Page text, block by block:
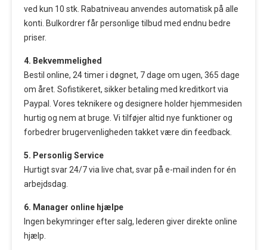
ved kun 10 stk. Rabatniveau anvendes automatisk på alle
konti. Bulkordrer får personlige tilbud med endnu bedre
priser.
4. Bekvemmelighed
Bestil online, 24 timer i døgnet, 7 dage om ugen, 365 dage
om året. Sofistikeret, sikker betaling med kreditkort via
Paypal. Vores teknikere og designere holder hjemmesiden
hurtig og nem at bruge. Vi tilføjer altid nye funktioner og
forbedrer brugervenligheden takket være din feedback.
5. Personlig Service
Hurtigt svar 24/7 via live chat, svar på e-mail inden for én
arbejdsdag.
6. Manager online hjælpe
Ingen bekymringer efter salg, lederen giver direkte online
hjælp.